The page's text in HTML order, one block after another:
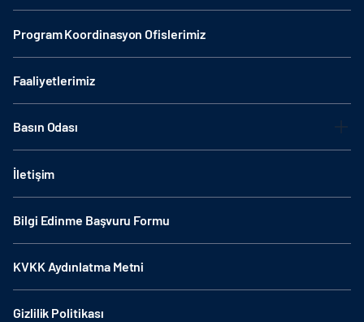
Program Koordinasyon Ofislerimiz
Faaliyetlerimiz
Basın Odası
İletişim
Bilgi Edinme Başvuru Formu
KVKK Aydınlatma Metni
Gizlilik Politikası